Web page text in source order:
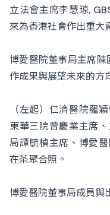
立法會主席李慧琼,
來為香港社會作出重大
博愛醫院董事局主席陳
作成果與展望未來的方
（左起）仁濟醫院羅
東華三院曾慶業主席
局譚毓楨主席、博愛
在茶聚合照。
博愛醫院董事局成員與